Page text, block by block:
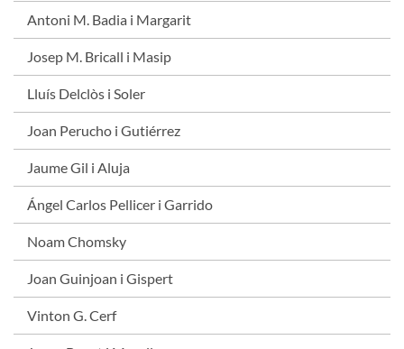
Antoni M. Badia i Margarit
Josep M. Bricall i Masip
Lluís Delclòs i Soler
Joan Perucho i Gutiérrez
Jaume Gil i Aluja
Ángel Carlos Pellicer i Garrido
Noam Chomsky
Joan Guinjoan i Gispert
Vinton G. Cerf